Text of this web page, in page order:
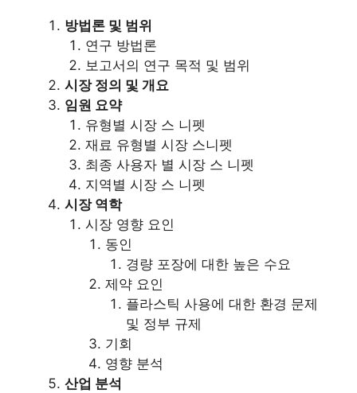
방법론 및 범위
연구 방법론
보고서의 연구 목적 및 범위
시장 정의 및 개요
임원 요약
유형별 시장 스 니펫
재료 유형별 시장 스니펫
최종 사용자 별 시장 스 니펫
지역별 시장 스 니펫
시장 역학
시장 영향 요인
동인
경량 포장에 대한 높은 수요
제약 요인
플라스틱 사용에 대한 환경 문제
및 정부 규제
기회
영향 분석
산업 분석